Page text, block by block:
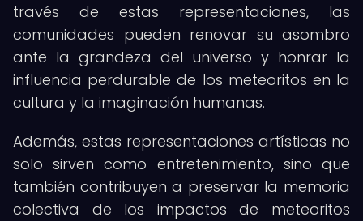
través de estas representaciones, las
comunidades pueden renovar su asombro
ante la grandeza del universo y honrar la
influencia perdurable de los meteoritos en la
cultura y la imaginación humanas.
Además, estas representaciones artísticas no
solo sirven como entretenimiento, sino que
también contribuyen a preservar la memoria
colectiva de los impactos de meteoritos